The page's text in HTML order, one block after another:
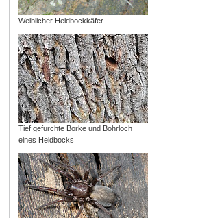
Weiblicher Heldbockkäfer
Tief gefurchte Borke und Bohrloch
eines Heldbocks